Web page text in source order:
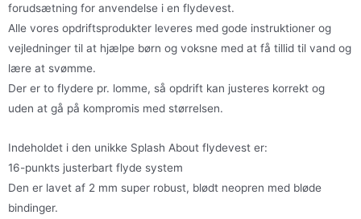
forudsætning for anvendelse i en flydevest.
Alle vores opdriftsprodukter leveres med gode instruktioner og
vejledninger til at hjælpe børn og voksne med at få tillid til vand og
lære at svømme.
Der er to flydere pr. lomme, så opdrift kan justeres korrekt og
uden at gå på kompromis med størrelsen.
Indeholdet i den unikke Splash About flydevest er:
16-punkts justerbart flyde system
Den er lavet af 2 mm super robust, blødt neopren med bløde
bindinger.